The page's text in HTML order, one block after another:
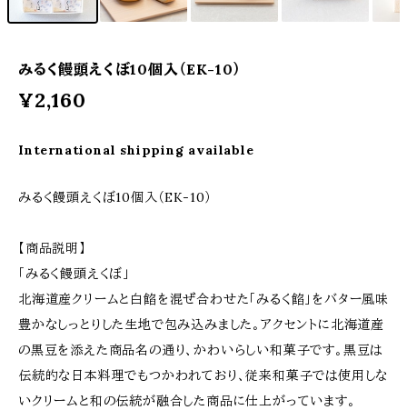
みるく饅頭えくぼ10個入（EK-10）
¥2,160
International shipping available
みるく饅頭えくぼ10個入（EK-10）
【商品説明】
「みるく饅頭えくぼ」
北海道産クリームと白餡を混ぜ合わせた「みるく餡」をバター風味
豊かなしっとりした生地で包み込みました。アクセントに北海道産
の黒豆を添えた商品名の通り、かわいらしい和菓子です。黒豆は
伝統的な日本料理でもつかわれており、従来和菓子では使用しな
いクリームと和の伝統が融合した商品に仕上がっています。